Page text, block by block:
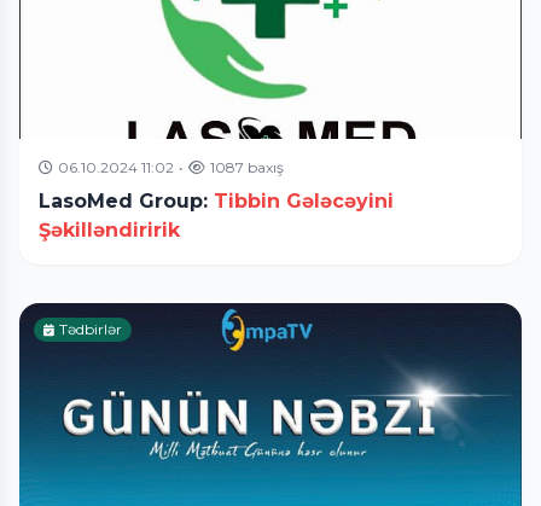
06.10.2024 11:02 • 1087 baxış
LasoMed Group: Tibbin Gələcəyini
Şəkilləndiririk
Tədbirlər